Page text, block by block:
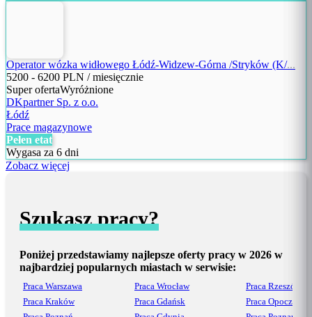
Operator wózka widłowego Łódź-Widzew-Górna /Stryków (K/...
5200 - 6200 PLN / miesięcznie
Super ofertaWyróżnione
DKpartner Sp. z o.o.
Łódź
Prace magazynowe
Pełen etat
Wygasa za 6 dni
Zobacz więcej
Szukasz pracy?
Poniżej przedstawiamy najlepsze oferty pracy w 2026 w
najbardziej popularnych miastach w serwisie:
Praca Warszawa
Praca Kraków
Praca Wrocław
Praca Gdańsk
Praca Rzeszów
Praca Opoczno